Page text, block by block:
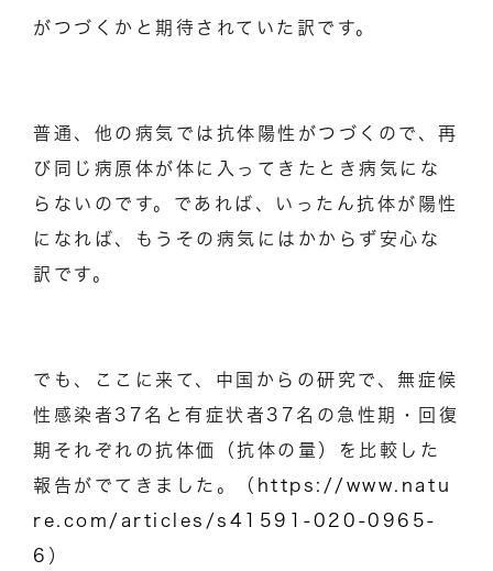
がつづくかと期待されていた訳です。
普通、他の病気では抗体陽性がつづくので、再
び同じ病原体が体に入ってきたとき病気にな
らないのです。であれば、いったん抗体が陽性
になれば、もうその病気にはかからず安心な
訳です。
でも、ここに来て、中国からの研究で、無症候
性感染者37名と有症状者37名の急性期・回復
期それぞれの抗体価（抗体の量）を比較した
報告がでてきました。（ https://www.natu
re.com/articles/s41591-020-0965-
6 ）